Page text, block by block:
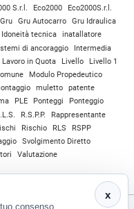
S.r.l. Eco2000
Eco2000S.r.l.
Gru Gru Autocarro
Gru Idraulica
Idoneità tecnica
inatallatore
di ancoraggio
Intermedia
Lavoro in Quota Livello
Livello 1
Modulo Propedeutico
muletto
patente
PLE Ponteggi
Ponteggio
R.S.P.P.
Rappresentante
Rischio RLS
RSPP
Svolgimento Diretto
Valutazione
x
consenso